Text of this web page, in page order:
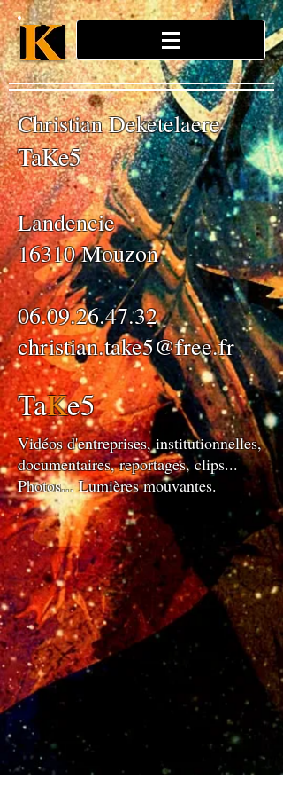
Christian Deketelaere
TaKe5
Landencie
16310 Mouzon
06.09.26.47.32
christian.take5@free.fr
TaKe5
Vidéos d'entreprises, institutionnelles,
documentaires, reportages, clips...
Photos... Lumières mouvantes.